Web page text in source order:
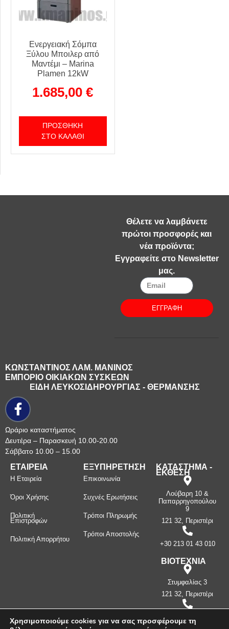
Ενεργειακή Σόμπα
Ξύλου Μποιλερ από
Μαντέμι – Marina
Plamen 12kW
1.685,00€
ΠΡΟΣΘΉΚΗ
ΣΤΟ ΚΑΛΆΘΙ
Θέλετε να λαμβάνετε
πρώτοι προσφορές και
νέα προϊόντα;
Εγγραφείτε στο Newsletter
μας.
ΕΓΓΡΑΦΗ
ΚΩΝΣΤΑΝΤΙΝΟΣ ΛΑΜ. ΜΑΝΙΝΟΣ
ΕΜΠΟΡΙΟ ΟΙΚΙΑΚΩΝ ΣΥΣΚΕΩΝ
ΕΙΔΗ ΛΕΥΚΟΣΙΔΗΡΟΥΡΓΙΑΣ - ΘΕΡΜΑΝΣΗΣ
Ωράριο καταστήματος
Δευτέρα – Παρασκευή 10.00-20.00
Σάββατο 10.00 – 15.00
ΕΤΑΙΡΕΙΑ
Η Εταιρεία
Όροι Χρήσης
Πολιτική
Επιστροφών
Πολιτική Απορρήτου
ΕΞΥΠΗΡΕΤΗΣΗ
Επικοινωνία
Συχνές Ερωτήσεις
Τρόποι Πληρωμής
Τρόποι Αποστολής
ΚΑΤΑΣΤΗΜΑ -
ΕΚΘΕΣΗ
Λούβαρη 10 &
Παπαρρηγοπούλου
9
121 32, Περιστέρι
+30 213 01 43 010
ΒΙΟΤΕΧΝΙΑ
Στυμφαλίας 3
121 32, Περιστέρι
397
Χρησιμοποιούμε cookies για να σας προσφέρουμε τη